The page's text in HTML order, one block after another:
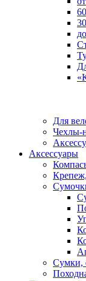
Для
Чехлы-
Аксессуары
Сумки,